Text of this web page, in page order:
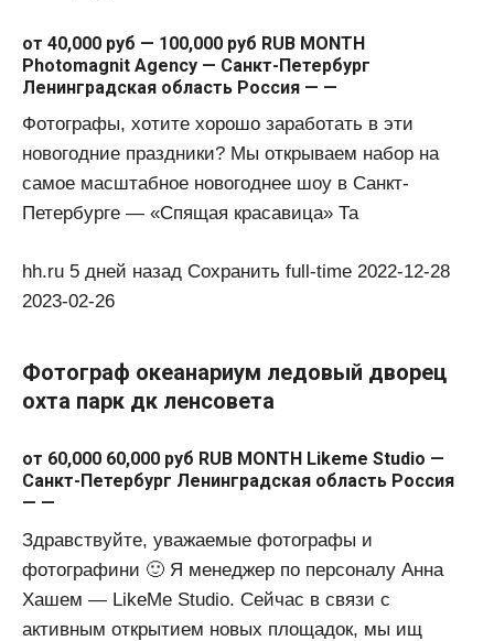
от 40,000 руб — 100,000 руб RUB MONTH
Photomagnit Agency — Санкт-Петербург
Ленинградская область Россия — —
Фотографы, хотите хорошо заработать в эти
новогодние праздники? Мы открываем набор на
самое масштабное новогоднее шоу в Санкт-
Петербурге — «Спящая красавица» Та
hh.ru 5 дней назад Сохранить full-time 2022-12-28
2023-02-26
Фотограф океанариум ледовый дворец
охта парк дк ленсовета
от 60,000 60,000 руб RUB MONTH Likeme Studio —
Санкт-Петербург Ленинградская область Россия
— —
Здравствуйте, уважаемые фотографы и
фотографини 🙂 Я менеджер по персоналу Анна
Хашем — LikeMe Studio. Сейчас в связи с
активным открытием новых площадок, мы ищ